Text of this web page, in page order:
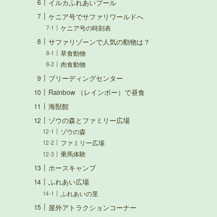
イルカふれあいプール
ケニア号でサファリワールドへ
ケニア号の時刻表
サファリゾーンで人気の動物は？
草食動物
肉食動物
ブリーディングセンター
Rainbow （レインボー）で昼食
海獣館
ゾウの森とファミリー広場
ゾウの森
ファミリー広場
乗馬体験
ホースキャンプ
ふれあい広場
ふれあいの里
屋外アトラクションコーナー